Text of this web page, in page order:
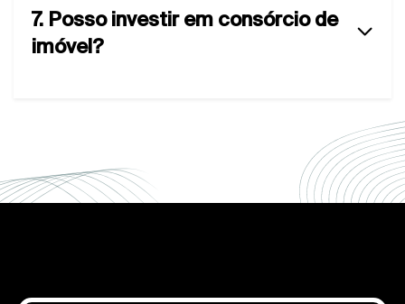
7. Posso investir em consórcio de
imóvel?